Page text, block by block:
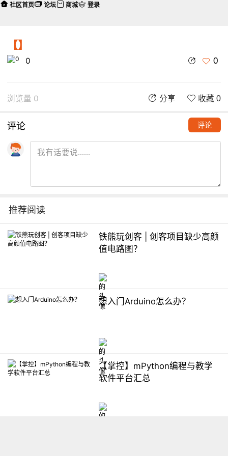
【】
0 0
浏览量 0 分享 收藏 0
评论 评论
推荐阅读
铁熊玩创客 | 创客项目缺少高颜
值电路图？
想入门Arduino怎么办？
【掌控】mPython编程与教学
软件平台汇总
社区首页 论坛 商城 登录